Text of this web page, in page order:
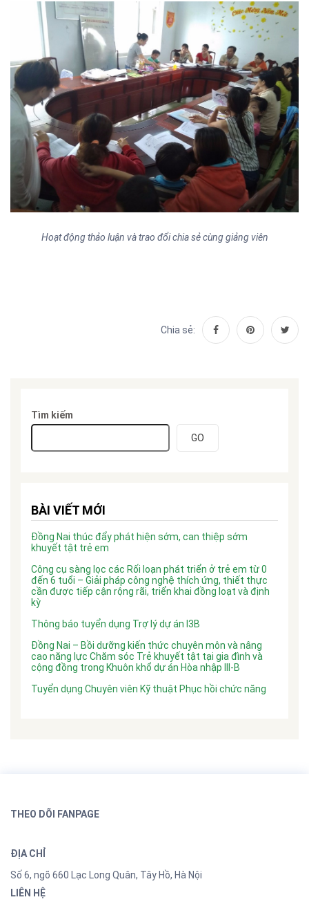
Hoạt động thảo luận và trao đổi chia sẻ cùng giảng viên
Chia sẻ:
Tìm kiếm
GO
BÀI VIẾT MỚI
Đồng Nai thúc đẩy phát hiện sớm, can thiệp sớm
khuyết tật trẻ em
Công cụ sàng lọc các Rối loạn phát triển ở trẻ em từ 0
đến 6 tuổi – Giải pháp công nghệ thích ứng, thiết thực
cần được tiếp cận rộng rãi, triển khai đồng loạt và định
kỳ
Thông báo tuyển dụng Trợ lý dự án I3B
Đồng Nai – Bồi dưỡng kiến thức chuyên môn và nâng
cao năng lực Chăm sóc Trẻ khuyết tật tại gia đình và
cộng đồng trong Khuôn khổ dự án Hòa nhập III-B
Tuyển dụng Chuyên viên Kỹ thuật Phục hồi chức năng
THEO DÕI FANPAGE
ĐỊA CHỈ
Số 6, ngõ 660 Lạc Long Quân, Tây Hồ, Hà Nội
LIÊN HỆ